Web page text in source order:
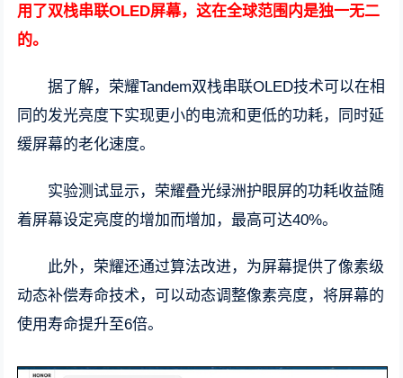
用了双栈串联OLED屏幕，这在全球范围内是独一无二
的。
据了解，荣耀Tandem双栈串联OLED技术可以在相
同的发光亮度下实现更小的电流和更低的功耗，同时延
缓屏幕的老化速度。
实验测试显示，荣耀叠光绿洲护眼屏的功耗收益随
着屏幕设定亮度的增加而增加，最高可达40%。
此外，荣耀还通过算法改进，为屏幕提供了像素级
动态补偿寿命技术，可以动态调整像素亮度，将屏幕的
使用寿命提升至6倍。